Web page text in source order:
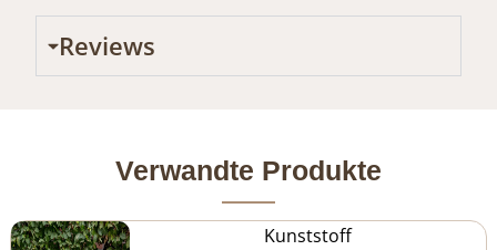
Reviews
Verwandte Produkte
Kunststoff